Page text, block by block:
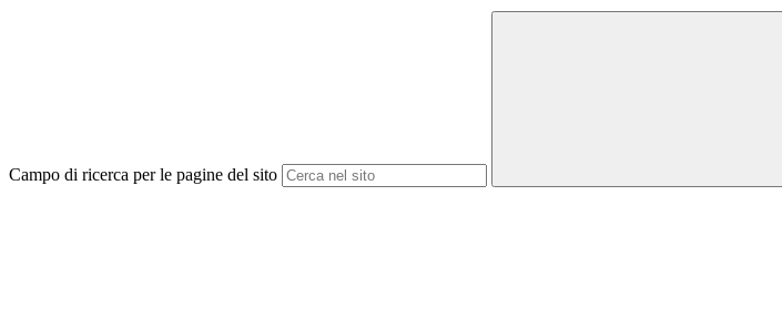
Campo di ricerca per le pagine del sito